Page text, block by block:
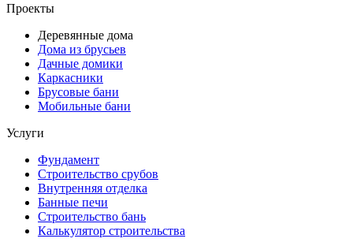
Проекты
Деревянные дома
Дома из брусьев
Дачные домики
Каркасники
Брусовые бани
Мобильные бани
Услуги
Фундамент
Строительство срубов
Внутренняя отделка
Банные печи
Строительство бань
Калькулятор строительства